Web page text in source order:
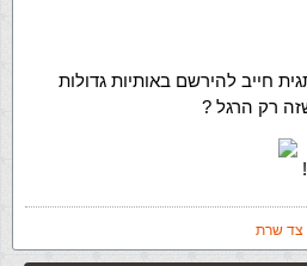
חייב להירשם באותיות גדולות
צד שרת